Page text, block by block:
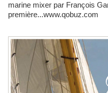
marine mixer par François
première...www.qobuz.com